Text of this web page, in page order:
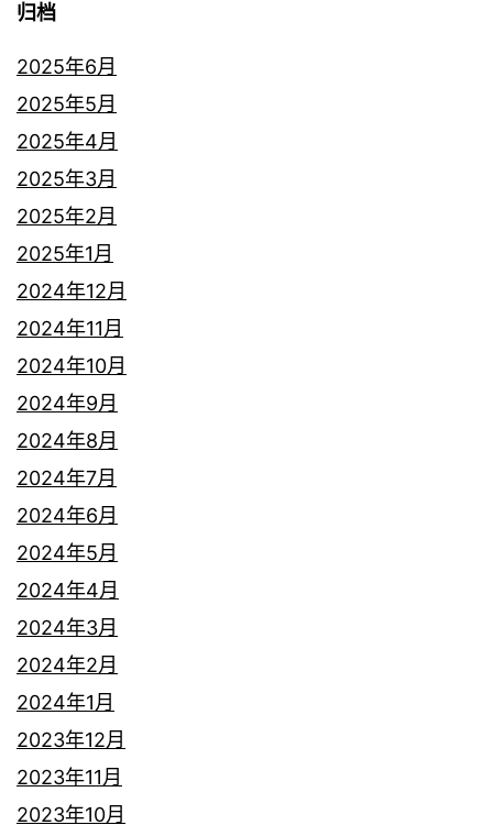
归档
2025年6月
2025年5月
2025年4月
2025年3月
2025年2月
2025年1月
2024年12月
2024年11月
2024年10月
2024年9月
2024年8月
2024年7月
2024年6月
2024年5月
2024年4月
2024年3月
2024年2月
2024年1月
2023年12月
2023年11月
2023年10月